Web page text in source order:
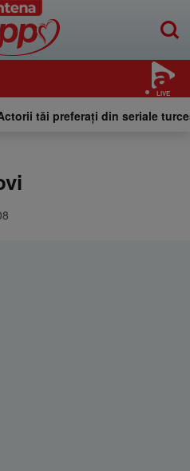
LIVE
tăi preferați din seriale